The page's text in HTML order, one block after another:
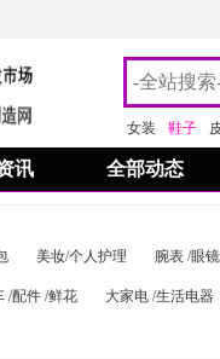
女装 鞋子
讯 全部动态
美妆/个人护理 腕表 /眼
/配件 /鲜花 大家电 /生活电器